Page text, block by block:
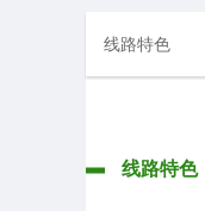
线路特色
线路特色